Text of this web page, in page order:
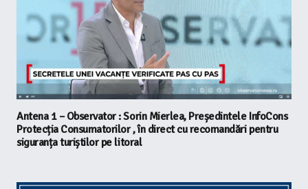
Antena 1 – Observator : Sorin Mierlea, Președintele InfoCons
Protecția Consumatorilor , în direct cu recomandări pentru
siguranța turiștilor pe litoral